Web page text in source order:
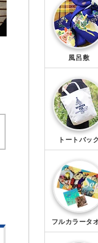
風呂敷
トートバッ
フルカラータ